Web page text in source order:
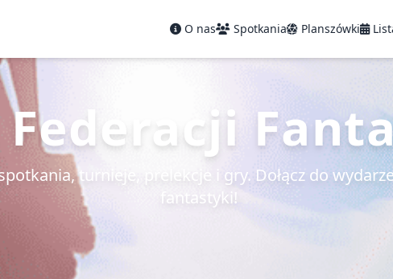
O nas Spotkania Planszówki
turnieje, prelekcje i gry. Dołącz do
fantastyki!